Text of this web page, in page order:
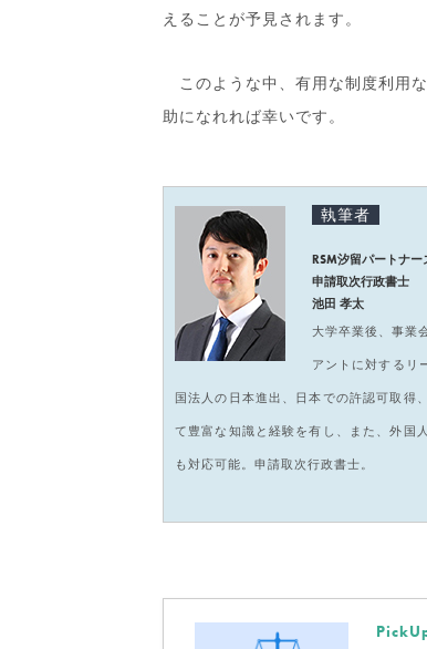
えることが予見されます。
このような中、有用な制度利用
助になれれば幸いです。
執筆者
RSM汐留パートナー
申請取次行政書士
池田 孝太
大学卒業後、事業
アントに対するリ
国法人の日本進出、日本での許認可取得
て豊富な知識と経験を有し、また、外国
も対応可能。申請取次行政書士。